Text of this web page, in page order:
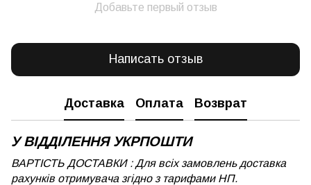
Добавьте первый отзыв
Написать отзыв
Доставка Оплата Возврат
У ВІДДІЛЕННЯ УКРПОШТИ
ВАРТІСТЬ ДОСТАВКИ : Для всіх замовлень доставка
рахунків отримувача згідно з тарифами НП.